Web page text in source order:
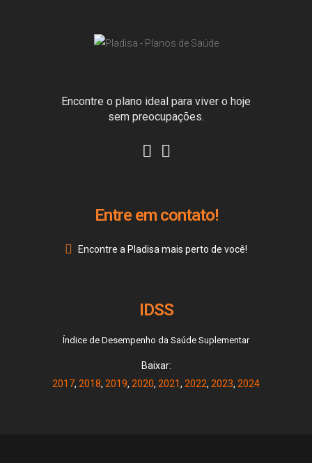
Encontre o plano ideal para viver o hoje
sem preocupações.
Entre em contato!
Encontre a Pladisa mais perto de você!
IDSS
Índice de Desempenho da Saúde Suplementar
Baixar:
2017, 2018, 2019, 2020, 2021, 2022, 2023, 2024